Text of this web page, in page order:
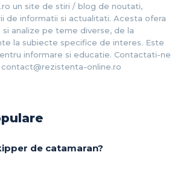
un site de stiri / blog de noutati,
de informatii si actualitati. Acesta ofera
analize pe teme diverse, de la
la subiecte specifice de interes. Este
informare si educatie. Contactati-ne
contact@rezistenta-online.ro
de catamaran?